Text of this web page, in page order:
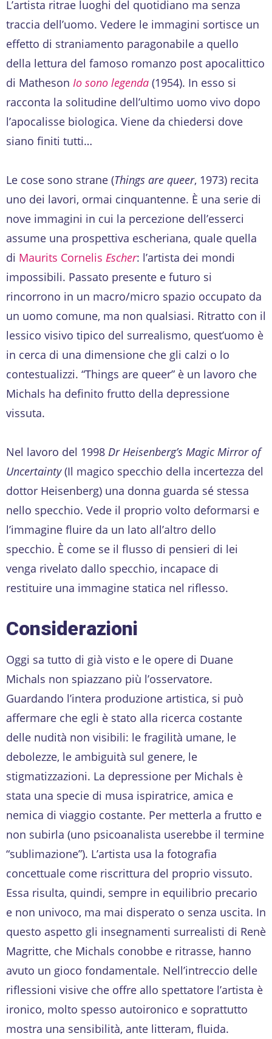
L’artista ritrae luoghi del quotidiano ma senza
traccia dell’uomo. Vedere le immagini sortisce un
effetto di straniamento paragonabile a quello
della lettura del famoso romanzo post apocalittico
di Matheson Io sono legenda (1954). In esso si
racconta la solitudine dell’ultimo uomo vivo dopo
l’apocalisse biologica. Viene da chiedersi dove
siano finiti tutti…
Le cose sono strane (Things are queer, 1973) recita
uno dei lavori, ormai cinquantenne. È una serie di
nove immagini in cui la percezione dell’esserci
assume una prospettiva escheriana, quale quella
di Maurits Cornelis Escher: l’artista dei mondi
impossibili. Passato presente e futuro si
rincorrono in un macro/micro spazio occupato da
un uomo comune, ma non qualsiasi. Ritratto con il
lessico visivo tipico del surrealismo, quest’uomo è
in cerca di una dimensione che gli calzi o lo
contestualizzi. “Things are queer” è un lavoro che
Michals ha definito frutto della depressione
vissuta.
Nel lavoro del 1998 Dr Heisenberg’s Magic Mirror of
Uncertainty(Il magico specchio della incertezza del
dottor Heisenberg) una donna guarda sé stessa
nello specchio. Vede il proprio volto deformarsi e
l’immagine fluire da un lato all’altro dello
specchio. È come se il flusso di pensieri di lei
venga rivelato dallo specchio, incapace di
restituire una immagine statica nel riflesso.
Considerazioni
Oggi sa tutto di già visto e le opere di Duane
Michals non spiazzano più l’osservatore.
Guardando l’intera produzione artistica, si può
affermare che egli è stato alla ricerca costante
delle nudità non visibili: le fragilità umane, le
debolezze, le ambiguità sul genere, le
stigmatizzazioni. La depressione per Michals è
stata una specie di musa ispiratrice, amica e
nemica di viaggio costante. Per metterla a frutto e
non subirla (uno psicoanalista userebbe il termine
“sublimazione”). L’artista usa la fotografia
concettuale come riscrittura del proprio vissuto.
Essa risulta, quindi, sempre in equilibrio precario
e non univoco, ma mai disperato o senza uscita. In
questo aspetto gli insegnamenti surrealisti di Renè
Magritte, che Michals conobbe e ritrasse, hanno
avuto un gioco fondamentale. Nell’intreccio delle
riflessioni visive che offre allo spettatore l’artista è
ironico, molto spesso autoironico e soprattutto
mostra una sensibilità, ante litteram, fluida.